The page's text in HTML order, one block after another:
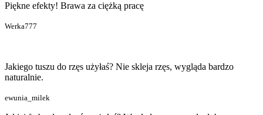
Piękne efekty! Brawa za ciężką pracę
Werka777
Jakiego tuszu do rzęs użyłaś? Nie skleja rzęs, wygląda bardzo
naturalnie.
ewunia_milek